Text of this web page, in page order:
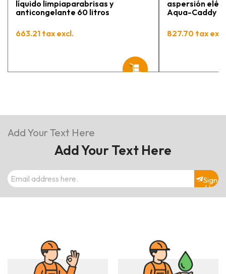
líquido limpiaparabrisas y
anticongelante 60 litros
663.21 tax excl.
aspersión
Aqua-Caddy
827.70 tax
Add Your Text Here
Add Your Text Here
Sign
Up